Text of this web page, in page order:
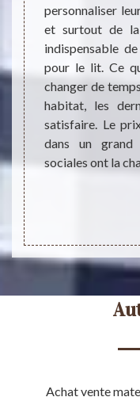
bien
vous
personnaliser
et surtout de
indispensable
pour le lit. Ce
changer de
habitat, les
satisfaire. Le
dans un grand
sociales ont la
Achat vente